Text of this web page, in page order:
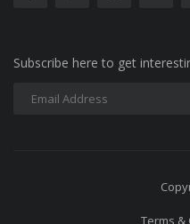
Subscribe here to get
Terms &